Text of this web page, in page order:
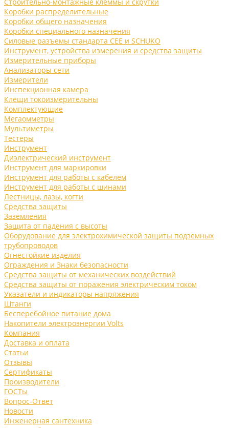
Коробки распределительные
Коробки общего назначения
Коробки специального назначения
Силовые разъемы стандарта CEE и SCHUKO
Инструмент, устройства измерения и средства защиты
Измерительные приборы
Анализаторы сети
Измерители
Инспекционная камера
Клещи токоизмерительны
Комплектующие
Мегаомметры
Мультиметры
Тестеры
Инструмент
Диэлектрический инструмент
Инструмент для маркировки
Инструмент для работы с кабелем
Инструмент для работы с шинами
Лестницы, лазы, когти
Средства защиты
Заземления
Защита от падения с высоты
Оборудование для электрохимической защиты подземных
трубопроводов
Огнестойкие изделия
Ограждения и Знаки безопасности
Средства защиты от механических воздействий
Средства защиты от поражения электрическим током
Указатели и индикаторы напряжения
Штанги
Бесперебойное питание дома
Накопители электроэнергии Volts
Компания
Доставка и оплата
Статьи
Отзывы
Сертификаты
Производители
ГОСТы
Вопрос-Ответ
Новости
Инженерная сантехника